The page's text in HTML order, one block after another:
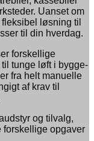
Uanset om
løsning til
til din hverdag.
forskellige
tunge løft i bygge-
fra helt manuelle
af krav til
og tilvalg,
forskellige opgaver